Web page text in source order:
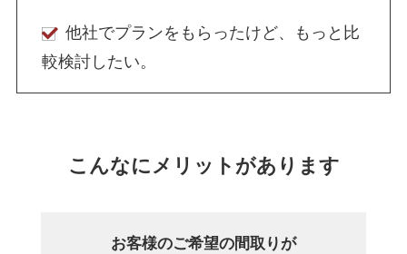
他社でプランをもらったけど、もっと比
較検討したい。
こんなにメリットがあります
お客様のご希望の間取りが